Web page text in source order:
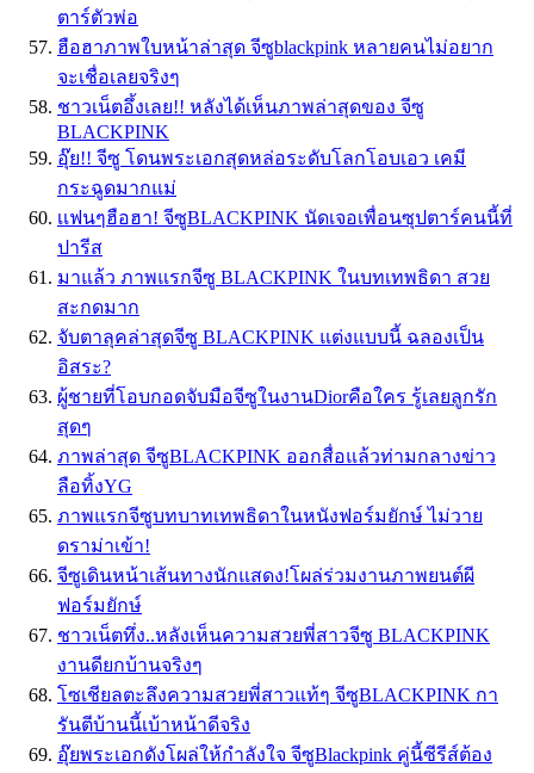
ตาร์ตัวพ่อ
ฮือฮาภาพใบหน้าล่าสุด จีซูblackpink หลายคนไม่อยาก
จะเชื่อเลยจริงๆ
ชาวเน็ตอึ้งเลย!! หลังได้เห็นภาพล่าสุดของ จีซู
BLACKPINK
อุ๊ย!! จีซู โดนพระเอกสุดหล่อระดับโลกโอบเอว เคมี
กระฉูดมากแม่
เเฟนๆฮือฮา! จีซูBLACKPINK นัดเจอเพื่อนซุปตาร์คนนี้ที่
ปารีส
มาแล้ว ภาพแรกจีซู BLACKPINK ในบทเทพธิดา สวย
สะกดมาก
จับตาลุคล่าสุดจีซู BLACKPINK แต่งแบบนี้ ฉลองเป็น
อิสระ?
ผู้ชายที่โอบกอดจับมือจีซูในงานDiorคือใคร รู้เลยลูกรัก
สุดๆ
ภาพล่าสุด จีซูBLACKPINK ออกสื่อแล้วท่ามกลางข่าว
ลือทิ้งYG
ภาพแรกจีซูบทบาทเทพธิดาในหนังฟอร์มยักษ์ ไม่วาย
ดราม่าเข้า!
จีซูเดินหน้าเส้นทางนักแสดง!โผล่ร่วมงานภาพยนต์ผี
ฟอร์มยักษ์
ชาวเน็ตทึ่ง..หลังเห็นความสวยพี่สาวจีซู BLACKPINK
งานดียกบ้านจริงๆ
โซเชียลตะลึงความสวยพี่สาวแท้ๆ จีซูBLACKPINK กา
รันตีบ้านนี้เบ้าหน้าดีจริง
อุ๊ยพระเอกดังโผล่ให้กำลังใจ จีซูBlackpink คู่นี้ซีรีส์ต้อง